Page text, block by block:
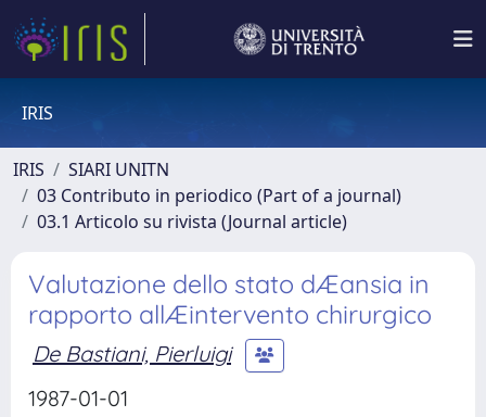
IRIS
IRIS
SIARI UNITN
03 Contributo in periodico (Part of a journal)
03.1 Articolo su rivista (Journal article)
Valutazione dello stato dÆansia in
rapporto allÆintervento chirurgico
De Bastiani, Pierluigi
1987-01-01